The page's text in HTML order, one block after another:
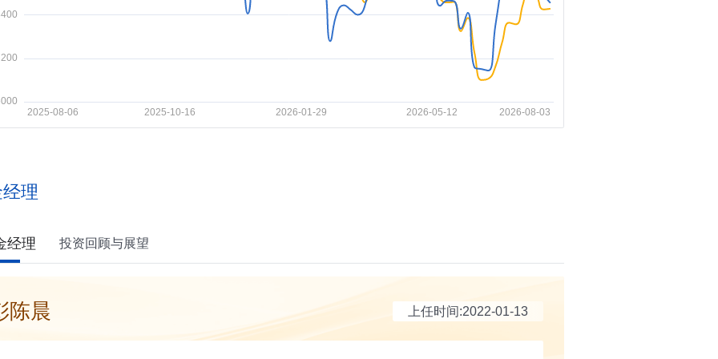
理
经理 投资回顾与展望
陈晨 上任时间:2022-01-13